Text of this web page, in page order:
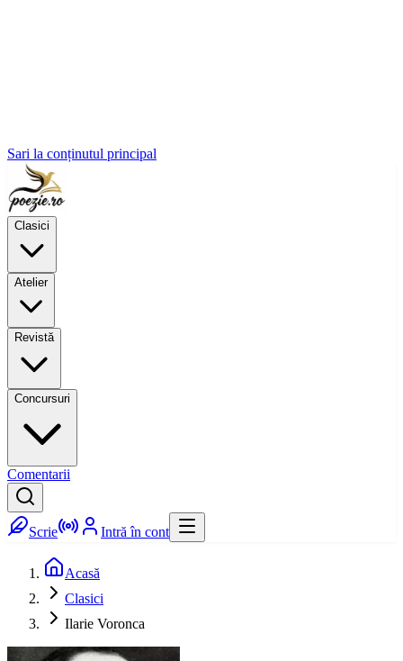
Sari la conținutul principal
Clasici
Atelier
Revistă
Concursuri
Comentarii
Scrie Intră în cont
Acasă
Clasici
Ilarie Voronca